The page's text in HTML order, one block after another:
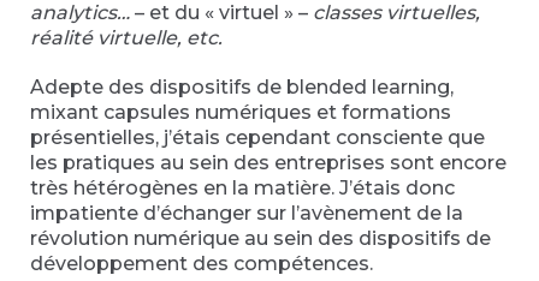
analytics… – et du « virtuel » – classes virtuelles,
réalité virtuelle, etc.
Adepte des dispositifs de blended learning,
mixant capsules numériques et formations
présentielles, j’étais cependant consciente que
les pratiques au sein des entreprises sont encore
très hétérogènes en la matière. J’étais donc
impatiente d’échanger sur l’avènement de la
révolution numérique au sein des dispositifs de
développement des compétences.